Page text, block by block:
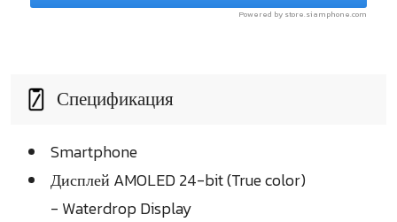
Powered by store.siamphone.com
Спецификация
Smartphone
Дисплей AMOLED 24-bit (True color)
- Waterdrop Display